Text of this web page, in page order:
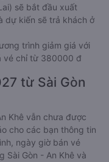
sẽ bắt đầu xuất
dự kiến sẽ trả khách ở
trình giảm giá với
vé chỉ từ 380000 đ
từ Sài Gòn
Khê vẫn chưa được
cho các bạn thông tin
ngày giờ bán vé
Sài Gòn - An Khê và